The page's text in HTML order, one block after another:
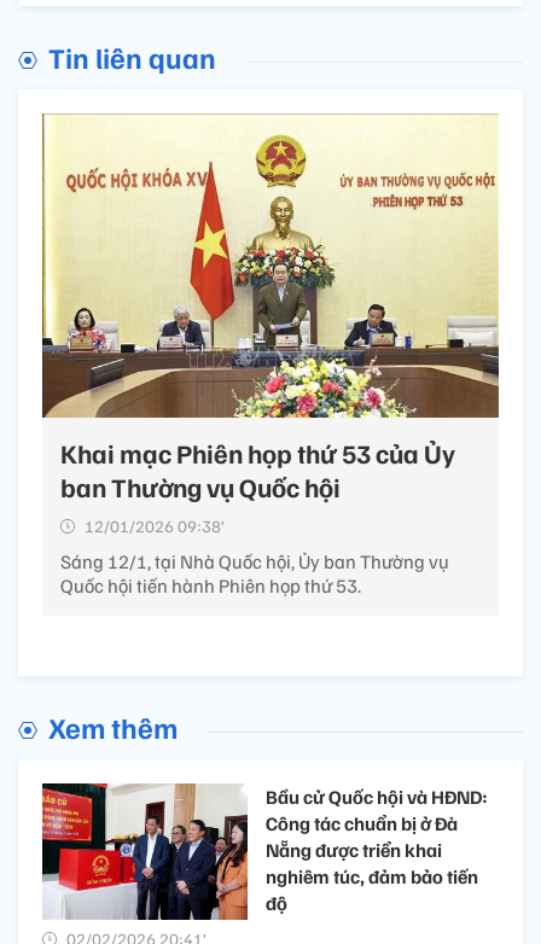
Tin liên quan
Khai mạc Phiên họp thứ 53 của Ủy
ban Thường vụ Quốc hội
12/01/2026 09:38’
Sáng 12/1, tại Nhà Quốc hội, Ủy ban Thường vụ
Quốc hội tiến hành Phiên họp thứ 53.
Xem thêm
Bầu cử Quốc hội và HĐND:
Công tác chuẩn bị ở Đà
Nẵng được triển khai
nghiêm túc, đảm bảo tiến
độ
02/02/2026 20:41’